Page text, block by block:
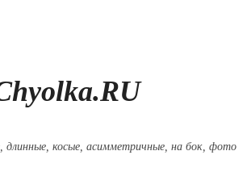
длинные, косые, асимметричные, на бок, фото